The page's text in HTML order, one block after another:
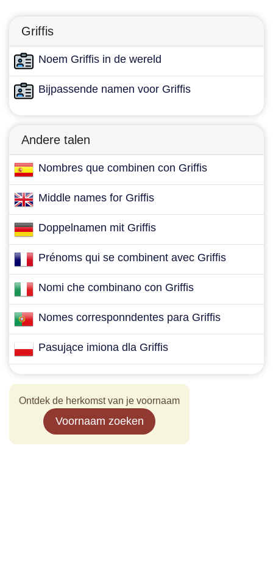
Griffis
Noem Griffis in de wereld
Bijpassende namen voor Griffis
Andere talen
Nombres que combinen con Griffis
Middle names for Griffis
Doppelnamen mit Griffis
Prénoms qui se combinent avec Griffis
Nomi che combinano con Griffis
Nomes corresponndentes para Griffis
Pasujące imiona dla Griffis
Ontdek de herkomst van je voornaam
Voornaam zoeken